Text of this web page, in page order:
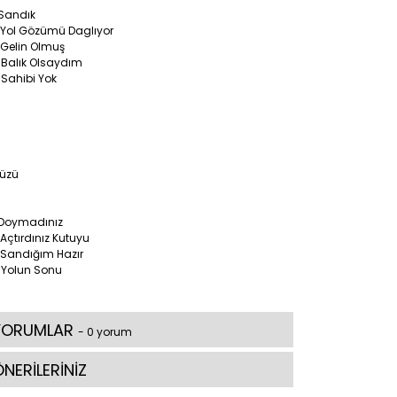
Gözümü Daglıyor
Olmuş
Olsaydım
Yok
Kutuyu
Hazır
Sonu
- 0 yorum